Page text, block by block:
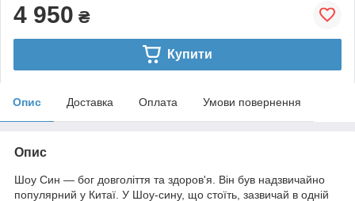
4 950 ₴
Купити
Опис Доставка Оплата Умови повернення
Опис
Шоу Син — бог довголіття та здоров'я. Він був надзвичайно
популярний у Китаї. У Шоу-сину, що стоїть, зазвичай в одній